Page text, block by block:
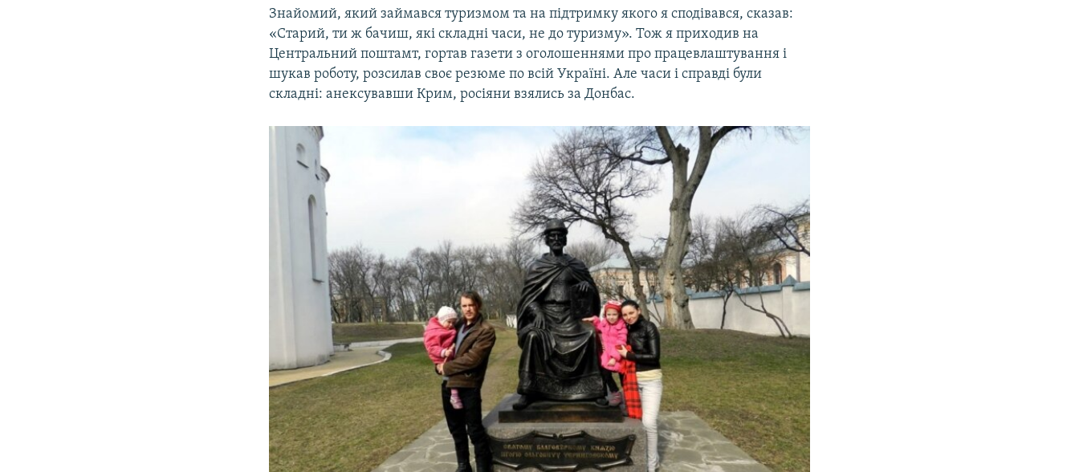
Знайомий, який займався туризмом та на підтримку якого я сподівався, сказав:
«Старий, ти ж бачиш, які складні часи, не до туризму». Тож я приходив на
Центральний поштамт, гортав газети з оголошеннями про працевлаштування і
шукав роботу, розсилав своє резюме по всій Україні. Але часи і справді були
складні: анексувавши Крим, росіяни взялись за Донбас.